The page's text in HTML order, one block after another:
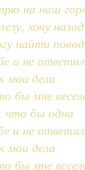
на наш
хочу назад
найти повод
и не
мои дела
бы мне
бы одна
и не
мои дела
бы мне